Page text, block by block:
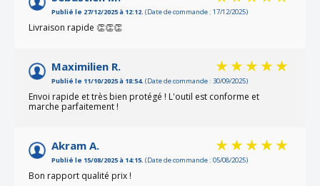
Publié le 27/12/2025 à 12:12. (Date de commande : 17/12/2025)
Livraison rapide 👏👏👏
Maximilien R.
Publié le 11/10/2025 à 18:54. (Date de commande : 30/09/2025)
Envoi rapide et très bien protégé ! L'outil est conforme et
marche parfaitement !
Akram A.
Publié le 15/08/2025 à 14:15. (Date de commande : 05/08/2025)
Bon rapport qualité prix !